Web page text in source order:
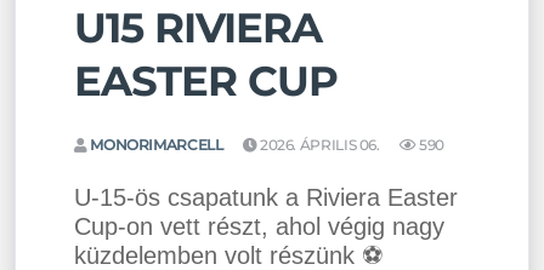
U15 RIVIERA
EASTER CUP
MONORIMARCELL 2026. ÁPRILIS 06. 590
U-15-ös csapatunk a Riviera Easter
Cup-on vett részt, ahol végig nagy
küzdelemben volt részünk ⚽️